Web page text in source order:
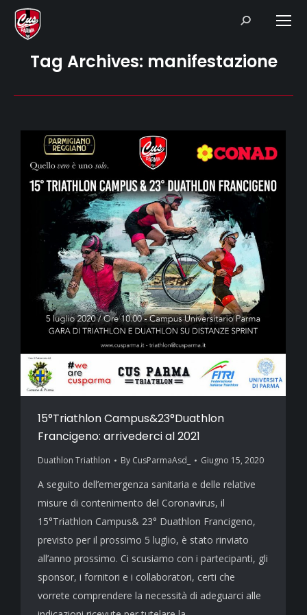
Search:
Tag Archives: manifestazione
15°Triathlon Campus&23°Duathlon
Francigeno: arrivederci al 2021
Duathlon Triathlon By CusParmaAsd_ Giugno 15, 2020
A seguito dell’emergenza sanitaria e delle relative
misure di contenimento del Coronavirus, il
15°Triathlon Campus& 23° Duathlon Francigeno,
previsto per il prossimo 5 luglio, è stato rinviato
all’anno prossimo. Ci scusiamo con i partecipanti, gli
sponsor, i fornitori e i collaboratori, certi che
vorrete comprendere la necessità di adeguarci alle